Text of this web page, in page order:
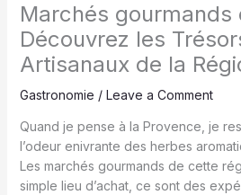
Marchés gourmands
Découvrez les
Artisanaux de la
Gastronomie / Leave a Comment
Quand je pense à la Provence, je
l’odeur enivrante des herbes
Les marchés gourmands de cette
simple lieu d’achat, ce sont des